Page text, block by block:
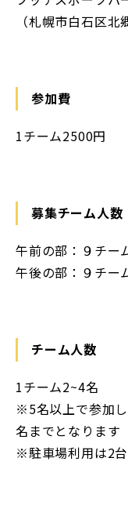
（札幌市白石区北
参加費
1チーム2500円
募集チーム人数
午前の部：９チー
午後の部：９チー
チーム人数
1チーム2~4名
※5名以上で参加
名までとなります
※駐車場利用は2